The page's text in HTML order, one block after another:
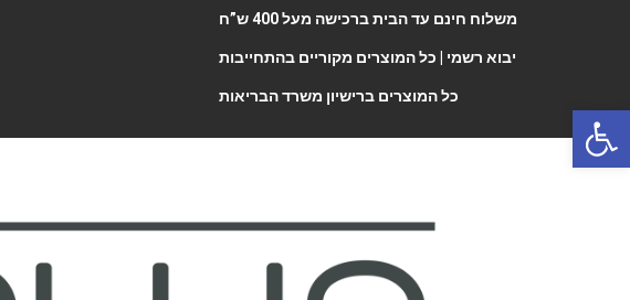
משלוח חינם עד הבית ברכישה מעל 400 ש”ח
יבוא רשמי | כל המוצרים מקוריים בהתחייבות
כל המוצרים ברישיון משרד הבריאות